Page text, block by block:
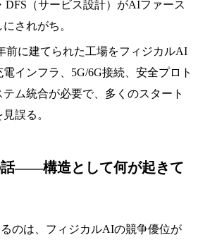
DFS（サービス設計）がAIファース
されがち。
前に建てられた工場をフィジカルAI
インフラ、5G/6G接続、安全プロト
ム統合が必要で、多くのスタート
誤る。
話——構造として何が起きて
のは、フィジカルAIの競争優位が